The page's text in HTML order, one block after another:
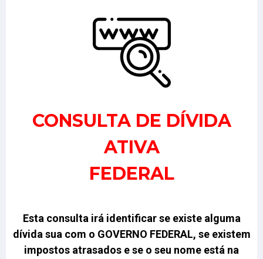
CONSULTA DE DÍVIDA
ATIVA
FEDERAL
Esta consulta irá identificar se existe alguma
dívida sua com o GOVERNO FEDERAL, se existem
impostos atrasados e se o seu nome está na